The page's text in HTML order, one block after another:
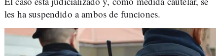
les ha suspendido a ambos de funciones.